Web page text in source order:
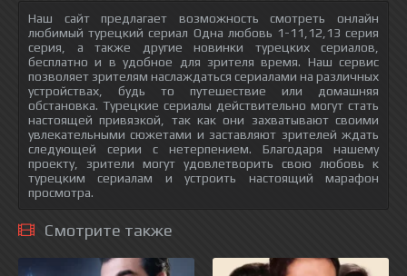
Наш сайт предлагает возможность смотреть онлайн
любимый турецкий сериал Одна любовь 1-11,12,13 серия
серия, а также другие новинки турецких сериалов,
бесплатно и в удобное для зрителя время. Наш сервис
позволяет зрителям наслаждаться сериалами на различных
устройствах, будь то путешествие или домашняя
обстановка. Турецкие сериалы действительно могут стать
настоящей привязкой, так как они захватывают своими
увлекательными сюжетами и заставляют зрителей ждать
следующей серии с нетерпением. Благодаря нашему
проекту, зрители могут удовлетворить свою любовь к
турецким сериалам и устроить настоящий марафон
просмотра.
Смотрите также